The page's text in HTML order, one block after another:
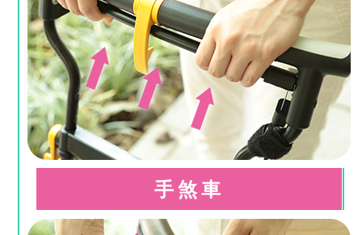
手煞車